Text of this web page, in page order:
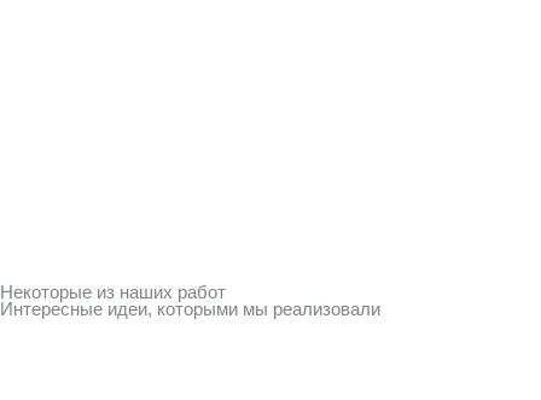
Некоторые из наших работ
Интересные идеи, которыми мы реализовали